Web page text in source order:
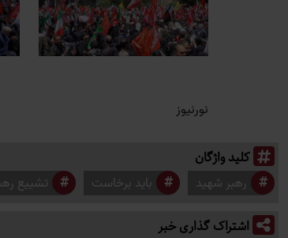
نورنیوز
کلید واژگان
رهبر شهید باید برخاست تشییع
اشتراک گذاری خبر